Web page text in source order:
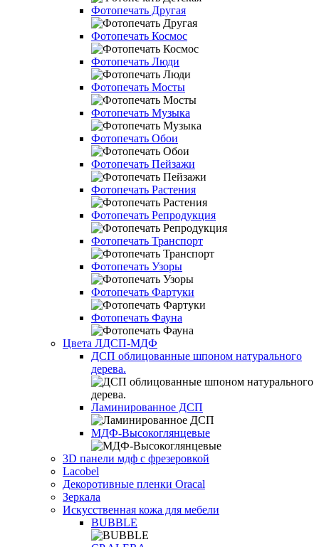
Фотопечать Другая
Фотопечать Космос
Фотопечать Люди
Фотопечать Мосты
Фотопечать Музыка
Фотопечать Обои
Фотопечать Пейзажи
Фотопечать Растения
Фотопечать Репродукция
Фотопечать Транспорт
Фотопечать Узоры
Фотопечать Фартуки
Фотопечать Фауна
Цвета ЛДСП-МДФ
ДСП облицованные шпоном натурального
дерева.
Ламинированное ДСП
МДФ-Высокоглянцевые
3D панели мдф с фрезеровкой
Lacobel
Декоротивные пленки Oracal
Зеркала
Искусственная кожа для мебели
BUBBLE